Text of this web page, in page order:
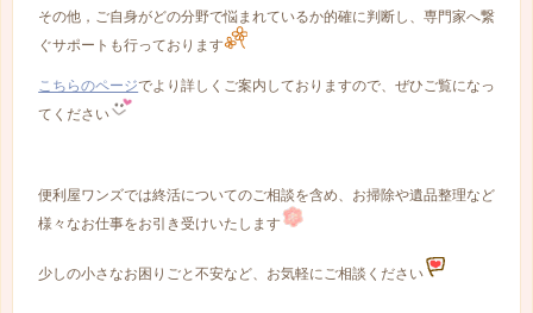
その他，ご自身がどの分野で悩まれているか的確に判断し、専門家へ繋
ぐサポートも行っております
こちらのページでより詳しくご案内しておりますので、ぜひご覧になっ
てください
便利屋ワンズでは終活についてのご相談を含め、お掃除や遺品整理など
様々なお仕事をお引き受けいたします
少しの小さなお困りごと不安など、お気軽にご相談ください